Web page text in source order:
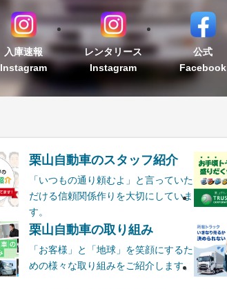
入庫速報
Instagram
レンタリース
Instagram
公式
Facebook
栗山自動車のスタッフ紹介
「いつもの通り頼むよ」と言っていた
だける信頼関係作りを大切にしていま
す。
栗山自動車の取り組み
「お客様」と「地球」を笑顔にするた
めの様々な取り組みをご紹介します。